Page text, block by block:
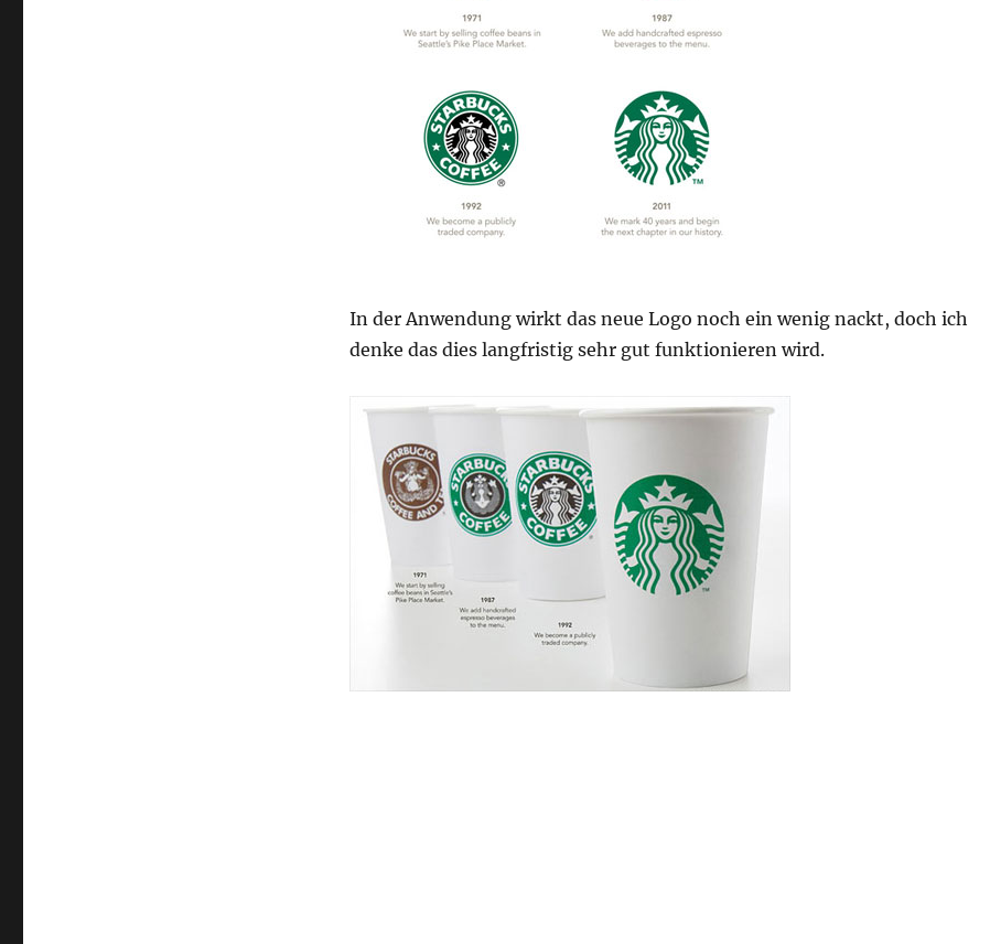
In der Anwendung wirkt das neue Logo noch ein wenig nackt, doch ich
denke das dies langfristig sehr gut funktionieren wird.